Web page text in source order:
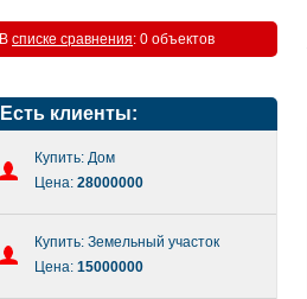
В списке сравнения: 0 объектов
Есть клиенты:
Купить: Дом
Цена: 28000000
Купить: Земельный участок
Цена: 15000000